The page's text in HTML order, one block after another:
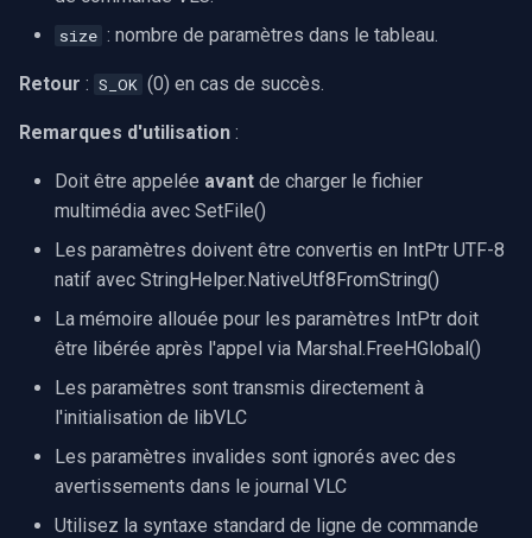
size : nombre de paramètres dans le tableau.
Retour : S_OK (0) en cas de succès.
Remarques d'utilisation :
Doit être appelée avant de charger le fichier
multimédia avec SetFile()
Les paramètres doivent être convertis en IntPtr UTF-8
natif avec StringHelper.NativeUtf8FromString()
La mémoire allouée pour les paramètres IntPtr doit
être libérée après l'appel via Marshal.FreeHGlobal()
Les paramètres sont transmis directement à
l'initialisation de libVLC
Les paramètres invalides sont ignorés avec des
avertissements dans le journal VLC
Utilisez la syntaxe standard de ligne de commande